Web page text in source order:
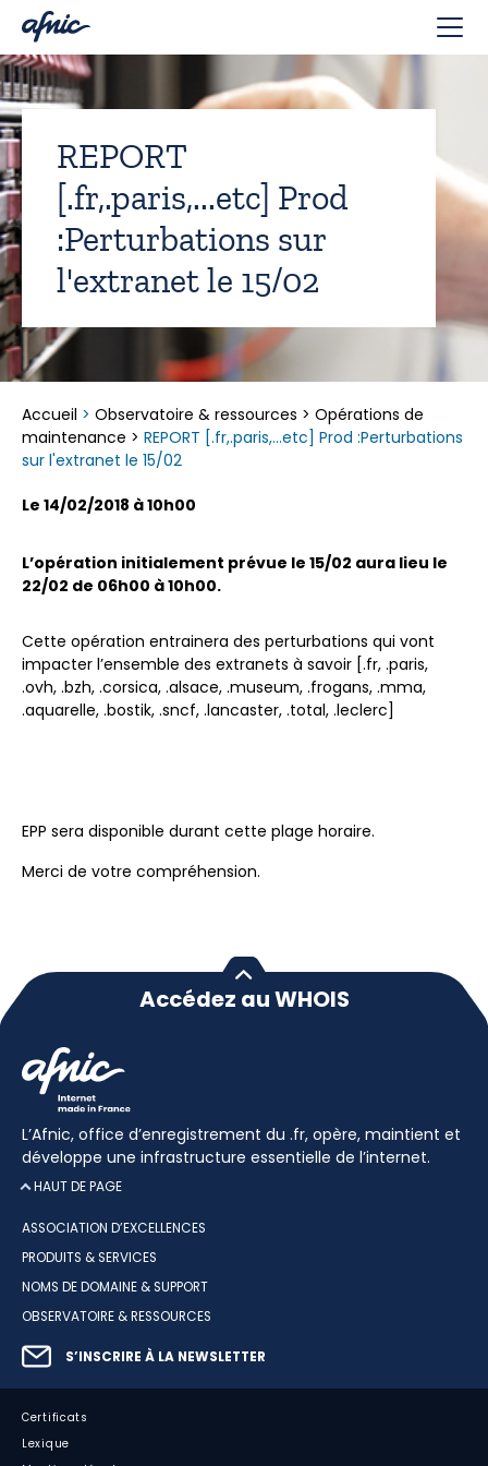
REPORT
[.fr,.paris,...etc] Prod
:Perturbations sur
l'extranet le 15/02
Accueil > Observatoire & ressources > Opérations de
maintenance > REPORT [.fr,.paris,...etc] Prod :Perturbations
sur l'extranet le 15/02
Le 14/02/2018 à 10h00
L’opération initialement prévue le 15/02 aura lieu le
22/02 de 06h00 à 10h00.
Cette opération entrainera des perturbations qui vont
impacter l’ensemble des extranets à savoir [.fr, .paris,
.ovh, .bzh, .corsica, .alsace, .museum, .frogans, .mma,
.aquarelle, .bostik, .sncf, .lancaster, .total, .leclerc]
EPP sera disponible durant cette plage horaire.
Merci de votre compréhension.
Accédez au WHOIS
L’Afnic, office d’enregistrement du .fr, opère, maintient et
développe une infrastructure essentielle de l’internet.
HAUT DE PAGE
ASSOCIATION D’EXCELLENCES
PRODUITS & SERVICES
NOMS DE DOMAINE & SUPPORT
OBSERVATOIRE & RESSOURCES
S’INSCRIRE À LA NEWSLETTER
Certificats
Lexique
Panneau de gestion des cookies